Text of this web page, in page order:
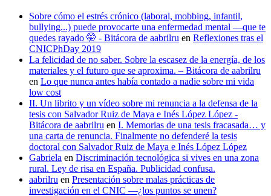
Sobre cómo el estrés crónico (laboral, mobbing, infantil,
bullying...) puede provocarte una enfermedad mental —que te
quedes rayado 🤭 - Bitácora de aabrilru en Reflexiones tras el
CNICPhDay 2019
La felicidad de no saber. Sobre la escasez de la energía, de los
materiales y el futuro que se aproxima. – Bitácora de aabrilru
en Lo que nunca antes había contado a nadie sobre mi vida
low cost
II. Un librito y un vídeo sobre mi renuncia a la defensa de la
tesis con Salvador Ruiz de Maya e Inés López López -
Bitácora de aabrilru en I. Memorias de una tesis fracasada… y
una carta de renuncia. Finalmente no defenderé la tesis
doctoral con Salvador Ruiz de Maya e Inés López López
Gabriela en Discriminación tecnológica si vives en una zona
rural. Ley de risa en España. Publicidad confusa.
aabrilru en Presentación sobre malas prácticas de
investigación en el CNIC —¿los puntos se unen?